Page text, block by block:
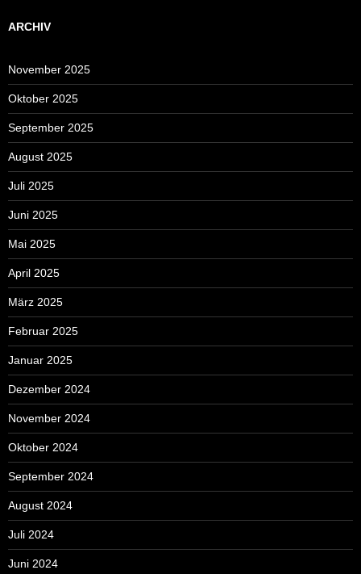
ARCHIV
November 2025
Oktober 2025
September 2025
August 2025
Juli 2025
Juni 2025
Mai 2025
April 2025
März 2025
Februar 2025
Januar 2025
Dezember 2024
November 2024
Oktober 2024
September 2024
August 2024
Juli 2024
Juni 2024